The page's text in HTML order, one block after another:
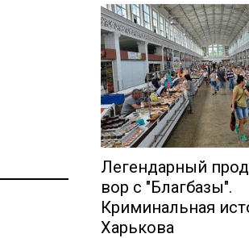
Легендарный
вор с "Благбазы".
Криминальная
Харькова